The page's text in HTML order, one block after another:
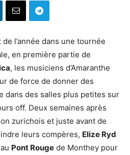
l’année dans une tournée
en première partie de
, les musiciens d’Amaranthe
de force de donner des
dans des salles plus petites sur
off. Deux semaines après
zurichois et juste avant de
leurs compères, Elize Ryd
Pont Rouge de Monthey pour